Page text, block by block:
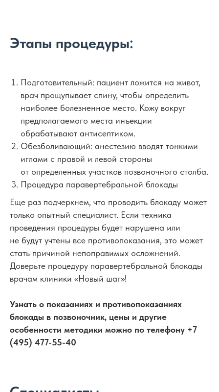
Этапы процедуры:
Подготовительный: пациент ложится на живот,
врач прощупывает спину, чтобы определить
наиболее болезненное место. Кожу вокруг
предполагаемого места инъекции
обрабатывают антисептиком.
Обезболивающий: анестезию вводят тонкими
иглами с правой и левой стороны
от определенных участков позвоночного столба.
Процедура паравертебральной блокады
Еще раз подчеркнем, что проводить блокаду может
только опытный специалист. Если техника
проведения процедуры будет нарушена или
не будут учтены все противопоказания, это может
стать причиной непоправимых осложнений.
Доверьте процедуру паравертебральной блокады
врачам клиники «Новый шаг»!
Узнать о показаниях и противопоказаниях
блокады в позвоночник, цены и другие
особенности методики можно по телефону +7
(495) 477-55-40